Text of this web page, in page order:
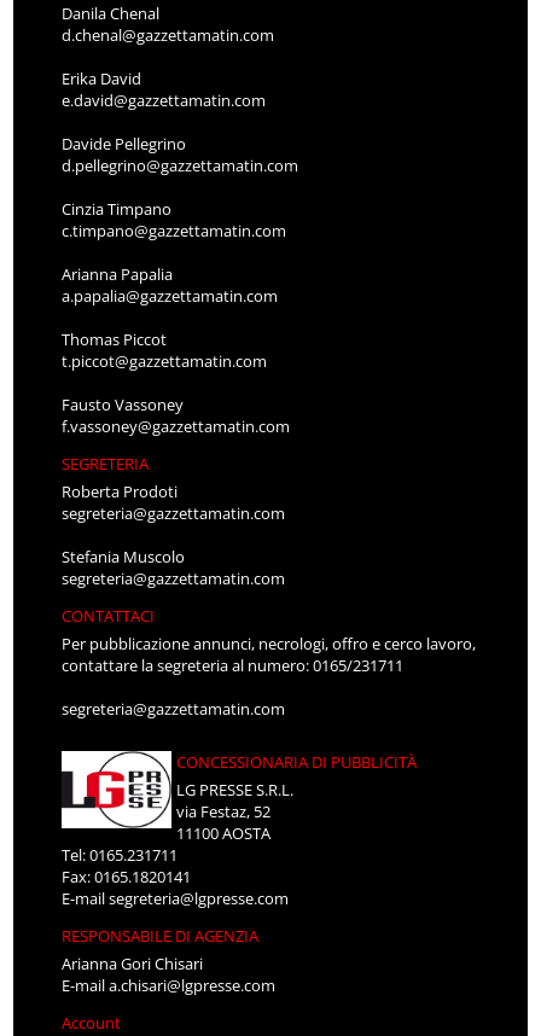
Danila Chenal
d.chenal@gazzettamatin.com
Erika David
e.david@gazzettamatin.com
Davide Pellegrino
d.pellegrino@gazzettamatin.com
Cinzia Timpano
c.timpano@gazzettamatin.com
Arianna Papalia
a.papalia@gazzettamatin.com
Thomas Piccot
t.piccot@gazzettamatin.com
Fausto Vassoney
f.vassoney@gazzettamatin.com
SEGRETERIA
Roberta Prodoti
segreteria@gazzettamatin.com
Stefania Muscolo
segreteria@gazzettamatin.com
CONTATTACI
Per pubblicazione annunci, necrologi, offro e cerco lavoro,
contattare la segreteria al numero: 0165/231711
segreteria@gazzettamatin.com
CONCESSIONARIA DI PUBBLICITÀ
LG PRESSE S.R.L.
via Festaz, 52
11100 AOSTA
Tel: 0165.231711
Fax: 0165.1820141
E-mailsegreteria@lgpresse.com
RESPONSABILE DI AGENZIA
Arianna Gori Chisari
E-maila.chisari@lgpresse.com
Account